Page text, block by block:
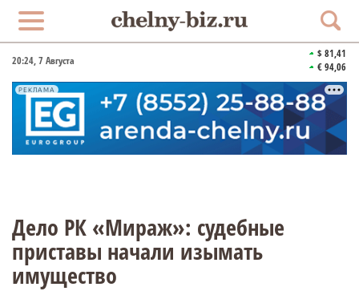
20:24, 7 Августа
$ 81,41
€ 94,06
РЕКЛАМА
Дело РК «Мираж»: судебные
приставы начали изымать
имущество